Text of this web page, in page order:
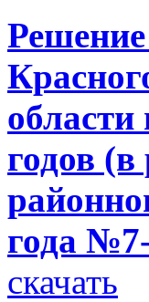
годов
года
скачать